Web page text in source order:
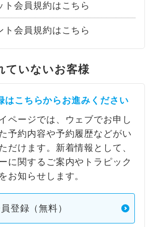
ト会員規約はこちら
ト会員規約はこちら
ていないお客様
はこちらからお進みください
ページでは、ウェブでお申し
予約内容や予約履歴などがい
だけます。新着情報として、
に関するご案内やトラピック
お知らせします。
登録（無料）